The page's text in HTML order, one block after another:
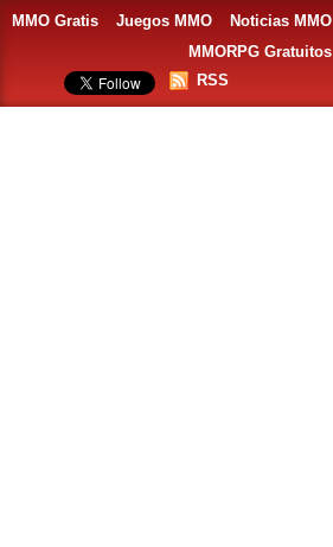
MMO Gratis Juegos MMO Noticias MMO
MMORPG Gratuitos
RSS